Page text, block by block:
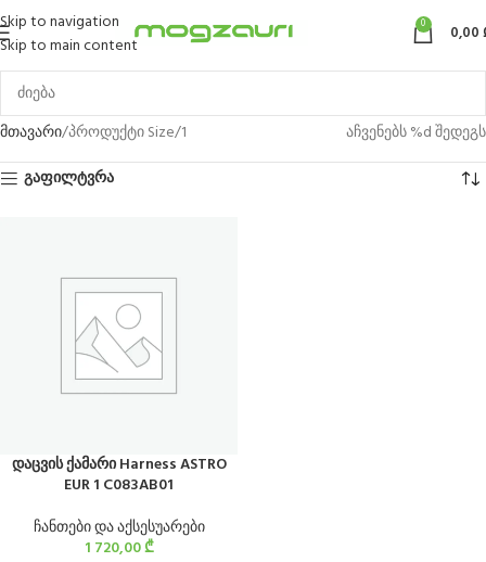
Skip to navigation
Skip to main content
0 0,00
მთავარი პროდუქტი Size 1
აჩვენებს %d შედეგს
გაფილტვრა
დაცვის ქამარი Harness ASTRO
EUR 1 C083AB01
ჩანთები და აქსესუარები
1 720,00₾